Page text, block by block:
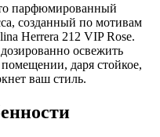
парфюмированный
созданный по мотивам
Herrera 212 VIP Rose.
освежить
даря стойкое,
ваш стиль.